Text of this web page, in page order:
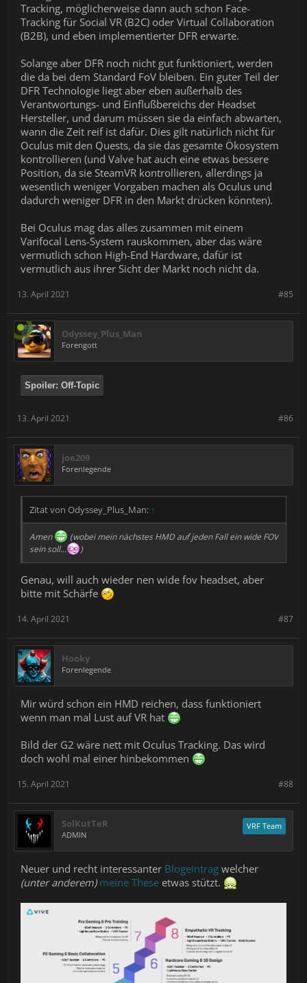
Tracking, möglicherweise dann auch schon Face-
Tracking für Social VR (B2C) oder Virtual Collaboration
(B2B), und eben implementierter DFR erwarte.
Solange aber DFR noch nicht gut funktioniert, werden
die da bei dem Standard FoV bleiben. Ein guter Teil der
DFR Technologie liegt aber eben außerhalb des
Verantwortungs- und Einflußbereichs der Headset
Hersteller, und darum müssen sie da einfach abwarten,
wann die Zeit reif ist dafür. Dies gilt natürlich nicht für
Oculus mit den Quests, da sie das gesamte Ökosystem
kontrollieren (und Valve hat auch eine etwas bessere
Position, da sie SteamVR kontrollieren, allerdings ja
wesentlich weniger Vorgaben machen als Oculus und
dadurch weniger DFR in den Markt drücken könnten).
Bei Oculus mag das alles zusammen mit einem
Varifocal Lens-System rauskommen, aber das wäre
vermutlich schon High-End Hardware, dafür ist
vermutlich aus ihrer Sicht der Markt noch nicht da.
#85
13. April 2021
Odyssey_Plus_Man
Forengott
Spoiler: Off-Topic
#86
13. April 2021
joe209
Forenlegende
Zitat von Odyssey_Plus_Man: ↑
Amen
(wobei mein nächstes HMD auf jeden Fall ein wide FOV
sein soll...
)
Genau, will auch wieder nen wide fov headset, aber
bitte mit Schärfe
#87
14. April 2021
Hooky
Forenlegende
Mir würd schon ein HMD reichen, dass funktioniert
wenn man mal Lust auf VR hat
Bild der G2 wäre nett mit Oculus Tracking. Das wird
doch wohl mal einer hinbekommen
#88
15. April 2021
SolKutTeR
ADMIN
VRF Team
Neuer und recht interessanter Blogeintrag welcher
(unter anderem) meine These etwas stützt.